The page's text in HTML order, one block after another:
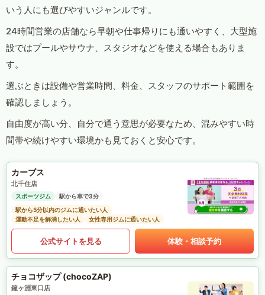
いう人にも選びやすいジャンルです。
24時間営業の店舗なら早朝や仕事帰りにも通いやすく、大型施
設ではプールやサウナ、スタジオなどを使える場合もありま
す。
選ぶときは設備や営業時間、料金、スタッフのサポート範囲を
確認しましょう。
自由度が高い分、自分で通う意思が必要なため、混みやすい時
間帯や続けやすい環境かも見ておくと安心です。
カーブス
北千住店
スポーツジム
駅から車で3分
駅から5分以内のジムに通いたい人
運動不足を解消したい人
女性専用ジムに通いたい人
公式サイトを見る 体験・相談予約
チョコザップ (chocoZAP)
鐘ヶ淵東口店